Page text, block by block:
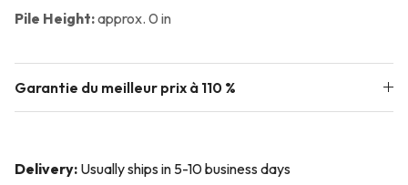
Pile Height:approx. 0 in
Garantie du meilleur prix à 110 %
Delivery: Usually ships in 5-10 business days